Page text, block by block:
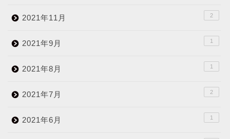
2021年11月 2
2021年9月 1
2021年8月 1
2021年7月 2
2021年6月 1